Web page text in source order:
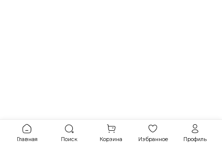
Главная Поиск Корзина Избранное Профиль